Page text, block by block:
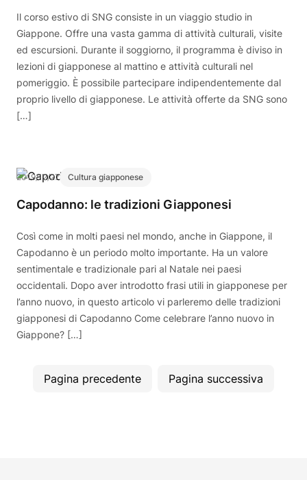
Il corso estivo di SNG consiste in un viaggio studio in
Giappone. Offre una vasta gamma di attività culturali, visite
ed escursioni. Durante il soggiorno, il programma è diviso in
lezioni di giapponese al mattino e attività culturali nel
pomeriggio. È possibile partecipare indipendentemente dal
proprio livello di giapponese. Le attività offerte da SNG sono
[…]
2019/12/27 Cultura giapponese
Capodanno: le tradizioni Giapponesi
Così come in molti paesi nel mondo, anche in Giappone, il
Capodanno è un periodo molto importante. Ha un valore
sentimentale e tradizionale pari al Natale nei paesi
occidentali. Dopo aver introdotto frasi utili in giapponese per
l’anno nuovo, in questo articolo vi parleremo delle tradizioni
giapponesi di Capodanno Come celebrare l’anno nuovo in
Giappone? […]
Pagina precedente Pagina successiva